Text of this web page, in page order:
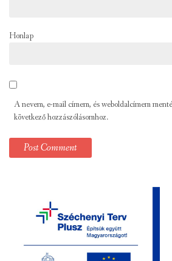
Honlap
A nevem, e-mail címem, és weboldalcímem
következő hozzászólásomhoz.